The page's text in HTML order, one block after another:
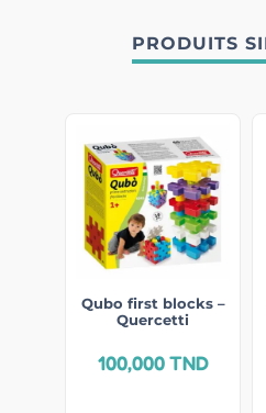
PRODUITS
Qubo first blocks –
Quercetti
100,000TND